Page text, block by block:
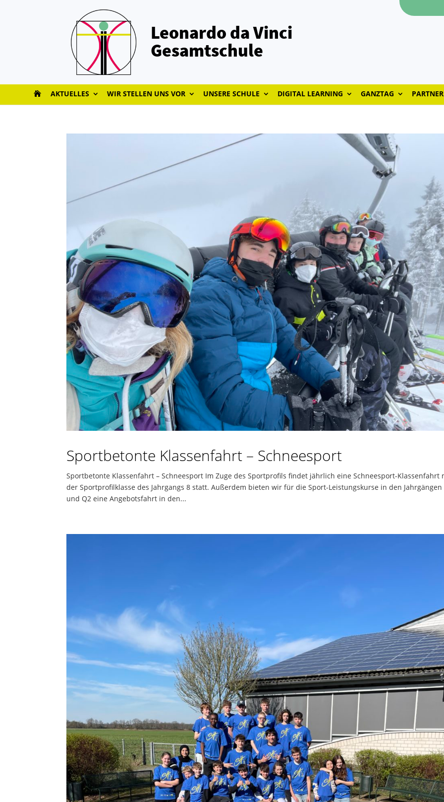
Leonardo da Vinci
Gesamtschule
AKTUELLES WIR STELLEN UNS VOR UNSERE SCHULE DIGITAL LEARNING GANZTAG
Sportbetonte Klassenfahrt – Schneesport
Sportbetonte Klassenfahrt – Schneesport Im Zuge des Sportprofils findet jährlich eine Schneesport-Klassenfahrt
der Sportprofilklasse des Jahrgangs 8 statt. Außerdem bieten wir für die Sport-Leistungskurse in den Jahrgängen
und Q2 eine Angebotsfahrt in den...